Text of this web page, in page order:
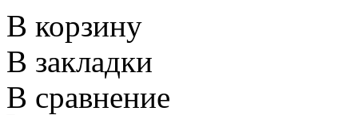
В корзину
В закладки
В сравнение